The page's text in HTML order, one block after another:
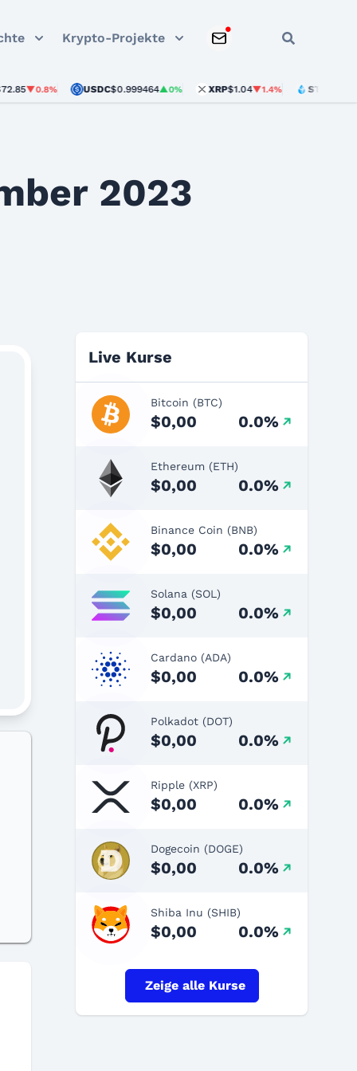
Krypto-Projekte
USDC$0.999464▲0% XRP $1.04▼1.4% STETH$1,892.75
2023
Live Kurse
Bitcoin (BTC)
$0,00 0.0%
Ethereum (ETH)
$0,00 0.0%
Binance Coin (BNB)
$0,00 0.0%
Solana (SOL)
$0,00 0.0%
Cardano (ADA)
$0,00 0.0%
Polkadot (DOT)
$0,00 0.0%
Ripple (XRP)
$0,00 0.0%
Dogecoin (DOGE)
$0,00 0.0%
Shiba Inu (SHIB)
$0,00 0.0%
Zeige alle Kurse